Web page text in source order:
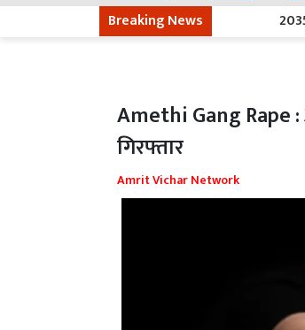
Breaking News
2035
Amethi Gang Rape
गिरफ्तार
Amrit Vichar Network